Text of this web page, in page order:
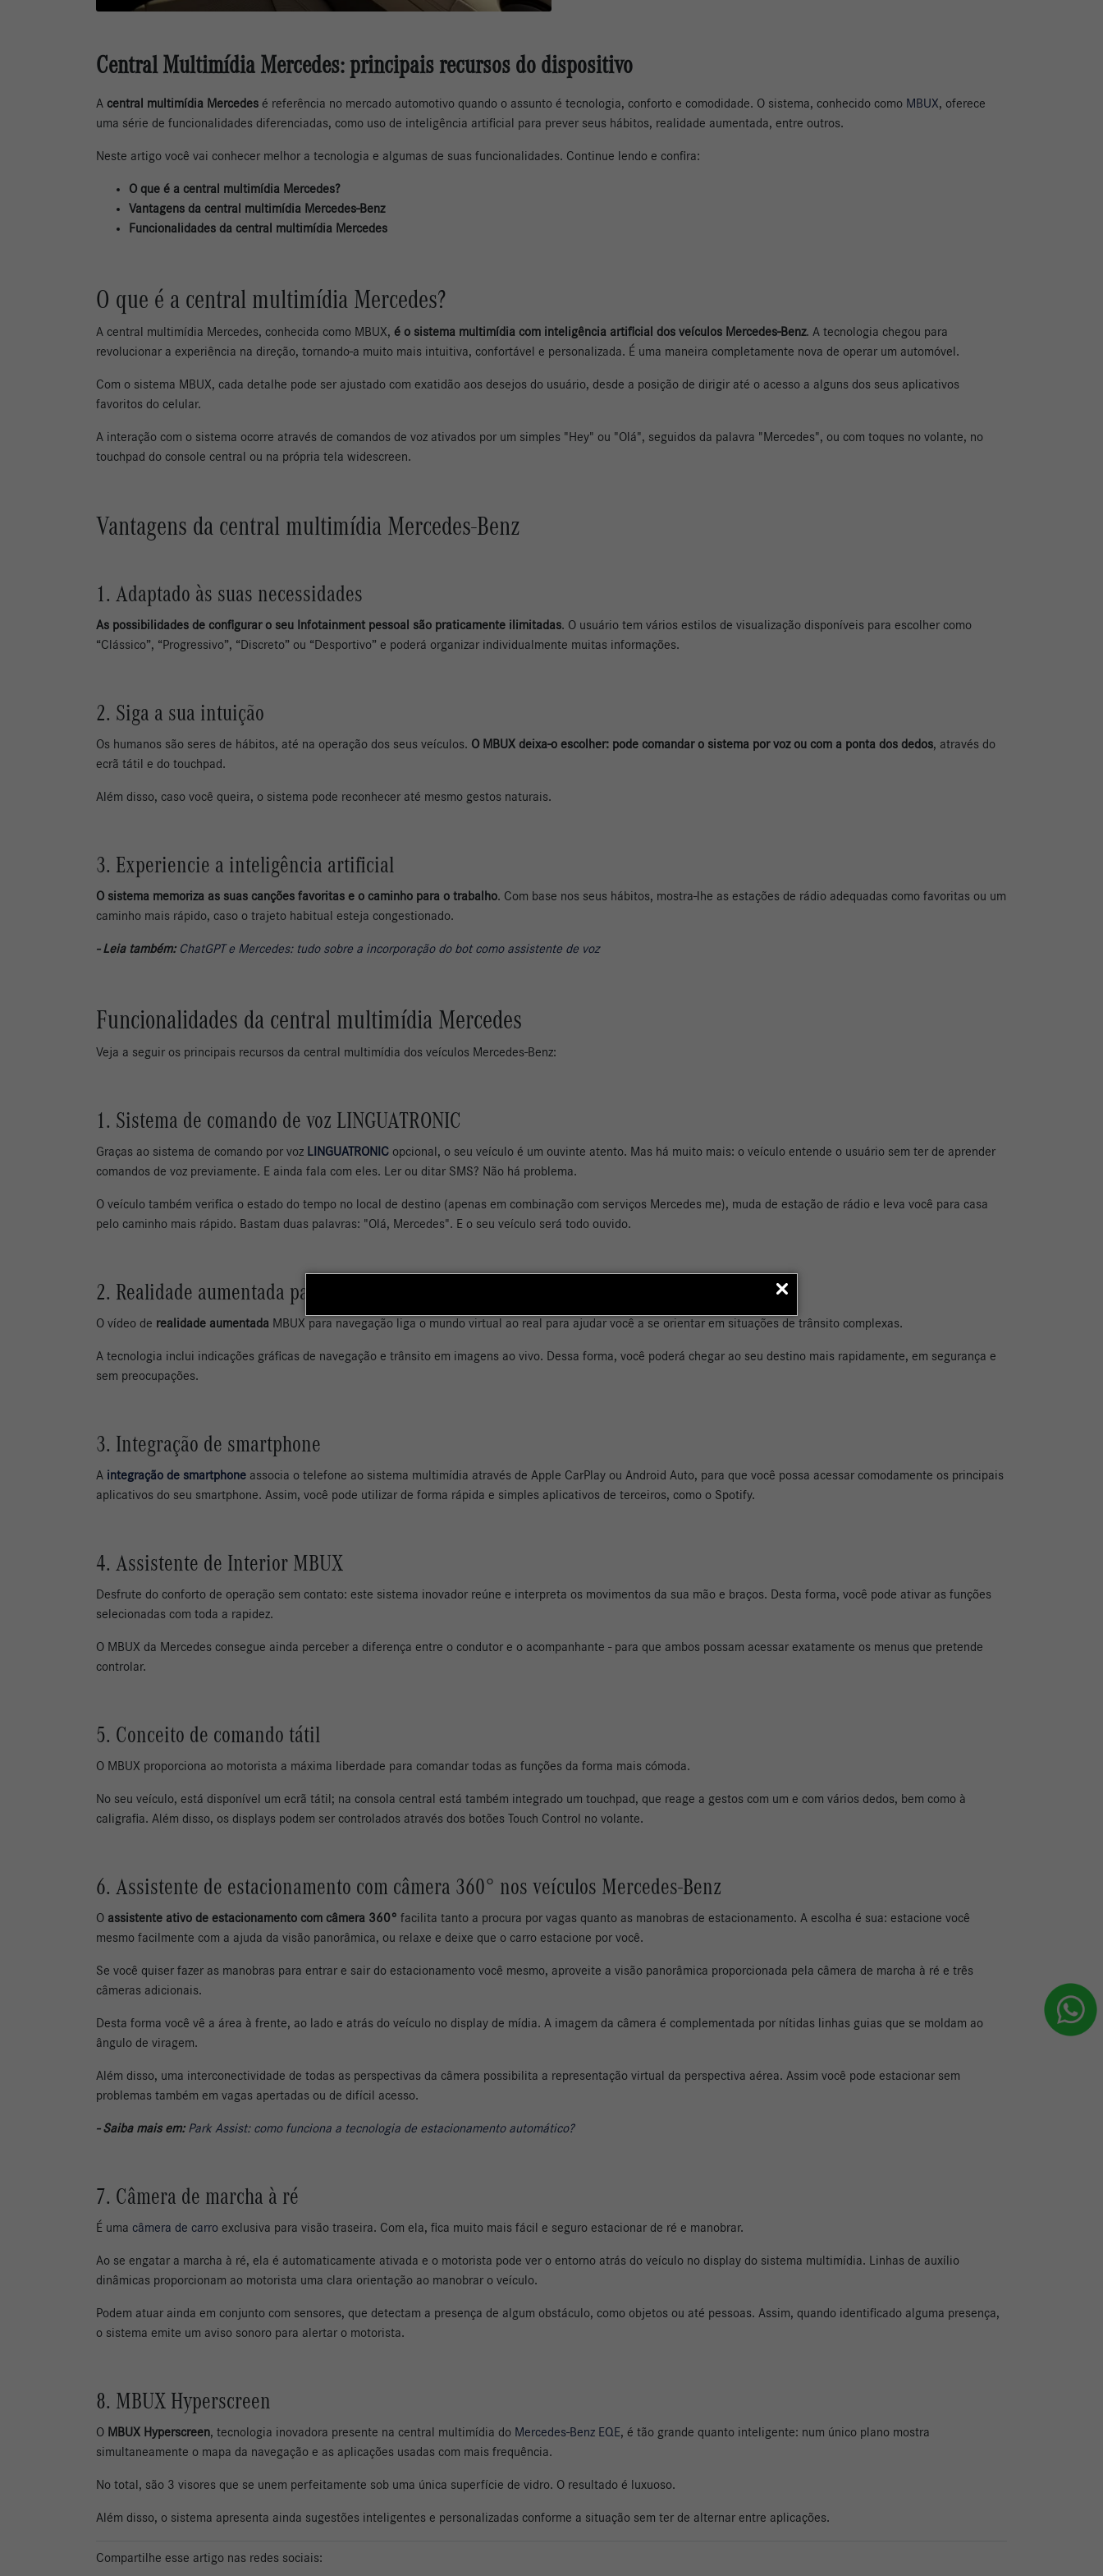
Central Multimídia Mercedes: principais recursos do dispositivo
A central multimídia Mercedes é referência no mercado automotivo quando o assunto é tecnologia, conforto e comodidade. O sistema, conhecido como MBUX, oferece
uma série de funcionalidades diferenciadas, como uso de inteligência artificial para prever seus hábitos, realidade aumentada, entre outros.
Neste artigo você vai conhecer melhor a tecnologia e algumas de suas funcionalidades. Continue lendo e confira:
O que é a central multimídia Mercedes?
Vantagens da central multimídia Mercedes-Benz
Funcionalidades da central multimídia Mercedes
O que é a central multimídia Mercedes?
A central multimídia Mercedes, conhecida como MBUX, é o sistema multimídia com inteligência artificial dos veículos Mercedes-Benz. A tecnologia chegou para
revolucionar a experiência na direção, tornando-a muito mais intuitiva, confortável e personalizada. É uma maneira completamente nova de operar um automóvel.
Com o sistema MBUX, cada detalhe pode ser ajustado com exatidão aos desejos do usuário, desde a posição de dirigir até o acesso a alguns dos seus aplicativos
favoritos do celular.
A interação com o sistema ocorre através de comandos de voz ativados por um simples "Hey" ou "Olá", seguidos da palavra "Mercedes", ou com toques no volante, no
touchpad do console central ou na própria tela widescreen.
Vantagens da central multimídia Mercedes-Benz
1. Adaptado às suas necessidades
As possibilidades de configurar o seu Infotainment pessoal são praticamente ilimitadas. O usuário tem vários estilos de visualização disponíveis para escolher como
“Clássico”, “Progressivo”, “Discreto” ou “Desportivo” e poderá organizar individualmente muitas informações.
2. Siga a sua intuição
Os humanos são seres de hábitos, até na operação dos seus veículos. O MBUX deixa-o escolher: pode comandar o sistema por voz ou com a ponta dos dedos, através do
ecrã tátil e do touchpad.
Além disso, caso você queira, o sistema pode reconhecer até mesmo gestos naturais.
3. Experiencie a inteligência artificial
O sistema memoriza as suas canções favoritas e o caminho para o trabalho. Com base nos seus hábitos, mostra-lhe as estações de rádio adequadas como favoritas ou um
caminho mais rápido, caso o trajeto habitual esteja congestionado.
- Leia também: ChatGPT e Mercedes: tudo sobre a incorporação do bot como assistente de voz
Funcionalidades da central multimídia Mercedes
Veja a seguir os principais recursos da central multimídia dos veículos Mercedes-Benz:
1. Sistema de comando de voz LINGUATRONIC
Graças ao sistema de comando por voz LINGUATRONIC opcional, o seu veículo é um ouvinte atento. Mas há muito mais: o veículo entende o usuário sem ter de aprender
comandos de voz previamente. E ainda fala com eles. Ler ou ditar SMS? Não há problema.
O veículo também verifica o estado do tempo no local de destino (apenas em combinação com serviços Mercedes me), muda de estação de rádio e leva você para casa
pelo caminho mais rápido. Bastam duas palavras: "Olá, Mercedes". E o seu veículo será todo ouvido.
2. Realidade aumentada para navegação
O vídeo de realidade aumentada MBUX para navegação liga o mundo virtual ao real para ajudar você a se orientar em situações de trânsito complexas.
A tecnologia inclui indicações gráficas de navegação e trânsito em imagens ao vivo. Dessa forma, você poderá chegar ao seu destino mais rapidamente, em segurança e
sem preocupações.
3. Integração de smartphone
A integração de smartphone associa o telefone ao sistema multimídia através de Apple CarPlay ou Android Auto, para que você possa acessar comodamente os principais
aplicativos do seu smartphone. Assim, você pode utilizar de forma rápida e simples aplicativos de terceiros, como o Spotify.
4. Assistente de Interior MBUX
Desfrute do conforto de operação sem contato: este sistema inovador reúne e interpreta os movimentos da sua mão e braços. Desta forma, você pode ativar as funções
selecionadas com toda a rapidez.
O MBUX da Mercedes consegue ainda perceber a diferença entre o condutor e o acompanhante - para que ambos possam acessar exatamente os menus que pretende
controlar.
5. Conceito de comando tátil
O MBUX proporciona ao motorista a máxima liberdade para comandar todas as funções da forma mais cómoda.
No seu veículo, está disponível um ecrã tátil; na consola central está também integrado um touchpad, que reage a gestos com um e com vários dedos, bem como à
caligrafia. Além disso, os displays podem ser controlados através dos botões Touch Control no volante.
6. Assistente de estacionamento com câmera 360° nos veículos Mercedes-Benz
O assistente ativo de estacionamento com câmera 360° facilita tanto a procura por vagas quanto as manobras de estacionamento. A escolha é sua: estacione você
mesmo facilmente com a ajuda da visão panorâmica, ou relaxe e deixe que o carro estacione por você.
Se você quiser fazer as manobras para entrar e sair do estacionamento você mesmo, aproveite a visão panorâmica proporcionada pela câmera de marcha à ré e três
câmeras adicionais.
Desta forma você vê a área à frente, ao lado e atrás do veículo no display de mídia. A imagem da câmera é complementada por nítidas linhas guias que se moldam ao
ângulo de viragem.
Além disso, uma interconectividade de todas as perspectivas da câmera possibilita a representação virtual da perspectiva aérea. Assim você pode estacionar sem
problemas também em vagas apertadas ou de difícil acesso.
- Saiba mais em: Park Assist: como funciona a tecnologia de estacionamento automático?
7. Câmera de marcha à ré
É uma câmera de carro exclusiva para visão traseira. Com ela, fica muito mais fácil e seguro estacionar de ré e manobrar.
Ao se engatar a marcha à ré, ela é automaticamente ativada e o motorista pode ver o entorno atrás do veículo no display do sistema multimídia. Linhas de auxílio
dinâmicas proporcionam ao motorista uma clara orientação ao manobrar o veículo.
Podem atuar ainda em conjunto com sensores, que detectam a presença de algum obstáculo, como objetos ou até pessoas. Assim, quando identificado alguma presença,
o sistema emite um aviso sonoro para alertar o motorista.
8. MBUX Hyperscreen
O MBUX Hyperscreen, tecnologia inovadora presente na central multimídia do Mercedes-Benz EQE, é tão grande quanto inteligente: num único plano mostra
simultaneamente o mapa da navegação e as aplicações usadas com mais frequência.
No total, são 3 visores que se unem perfeitamente sob uma única superfície de vidro. O resultado é luxuoso.
Além disso, o sistema apresenta ainda sugestões inteligentes e personalizadas conforme a situação sem ter de alternar entre aplicações.
Compartilhe esse artigo nas redes sociais: